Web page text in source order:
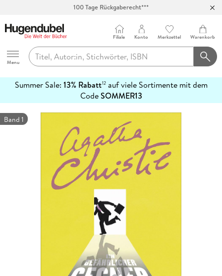
100 Tage Rückgaberecht***
Hugendubel
Menu
Filiale Konto Merkzettel Warenkorb
Summer Sale: 13% Rabatt12auf viele Sortimente mit dem
CodeSOMMER13
erfahren
Band 1